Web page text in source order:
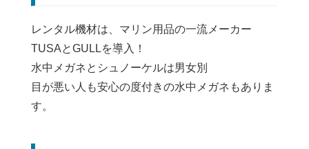
レンタル機材は、マリン用品の一流メーカー
TUSAとGULLを導入！
水中メガネとシュノーケルは男女別
目が悪い人も安心の度付きの水中メガネもありま
す。